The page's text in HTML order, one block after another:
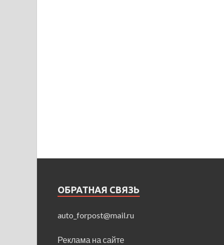
ОБРАТНАЯ СВЯЗЬ
auto_forpost@mail.ru
Реклама на сайте